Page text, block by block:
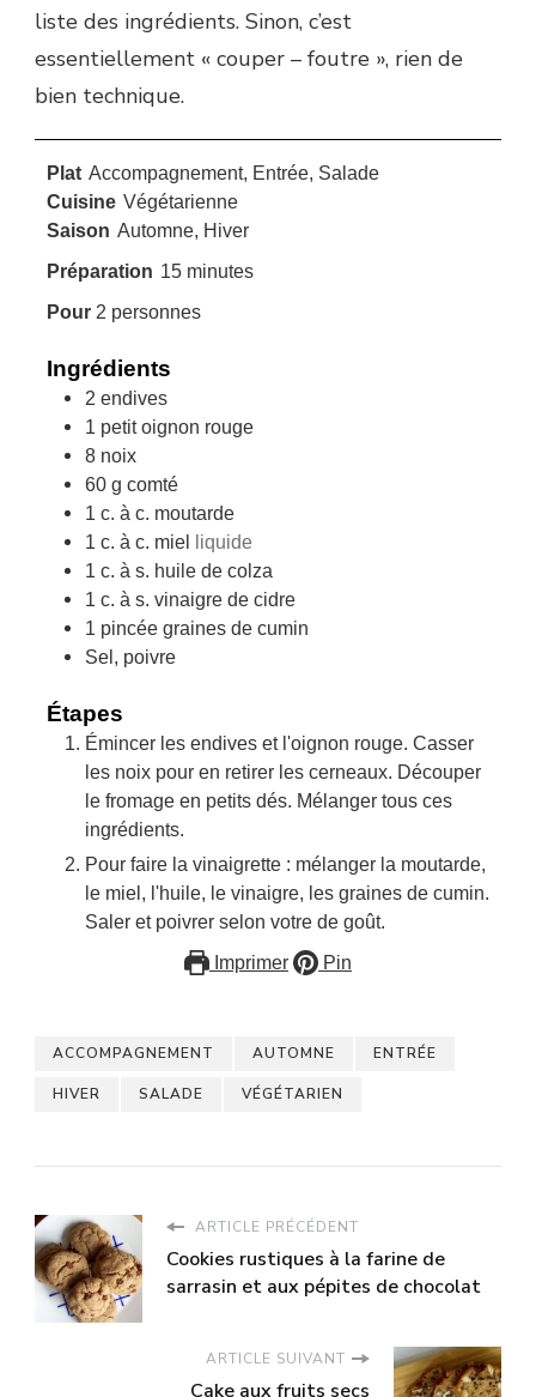
liste des ingrédients. Sinon, c’est
essentiellement « couper – foutre », rien de
bien technique.
Plat Accompagnement, Entrée, Salade
Cuisine Végétarienne
Saison Automne, Hiver
Préparation 15minutes
minutes
Pour 2 personnes
Ingrédients
2 endives
1 petit oignon rouge
8 noix
60 g comté
1 c. à c. moutarde
1 c. à c. miel liquide
1 c. à s. huile de colza
1 c. à s. vinaigre de cidre
1 pincée graines de cumin
Sel, poivre
Étapes
Émincer les endives et l'oignon rouge. Casser
les noix pour en retirer les cerneaux. Découper
le fromage en petits dés. Mélanger tous ces
ingrédients.
Pour faire la vinaigrette : mélanger la moutarde,
le miel, l'huile, le vinaigre, les graines de cumin.
Saler et poivrer selon votre de goût.
Imprimer
Pin
ACCOMPAGNEMENT AUTOMNE ENTRÉE
HIVER SALADE VÉGÉTARIEN
ARTICLE PRÉCÉDENT
Cookies rustiques à la farine de
sarrasin et aux pépites de chocolat
ARTICLE SUIVANT
Cake aux fruits secs